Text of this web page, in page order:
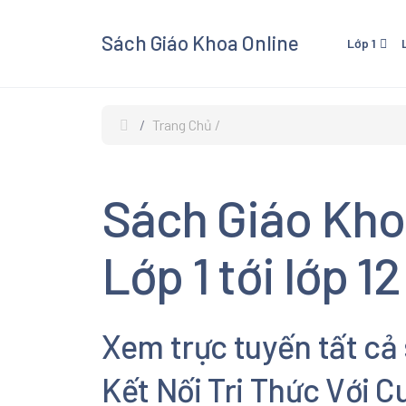
Sách Giáo Khoa Online Lớp 1
Lớp 3
Giáo
giáo
Âm
Trang Chủ
Sách Giáo
Lớp 1 tới lớp 12
Xem trực tuyến tất cả
Kết Nối Tri Thức Với